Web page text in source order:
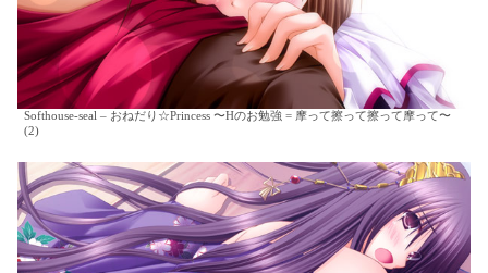
Softhouse-seal – おねだり☆Princess 〜Hのお勉強 = 摩って擦って擦って摩って〜
(2)